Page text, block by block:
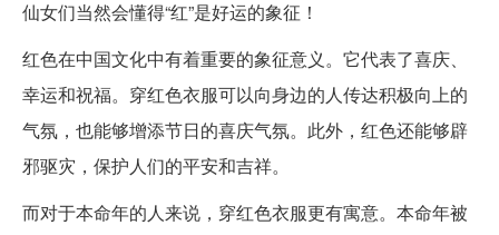
仙女们当然会懂得“红”是好运的象征！
红色在中国文化中有着重要的象征意义。它代表了喜庆、
幸运和祝福。穿红色衣服可以向身边的人传达积极向上的
气氛，也能够增添节日的喜庆气氛。此外，红色还能够辟
邪驱灾，保护人们的平安和吉祥。
而对于本命年的人来说，穿红色衣服更有寓意。本命年被